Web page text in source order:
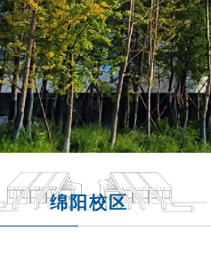
绵阳校区